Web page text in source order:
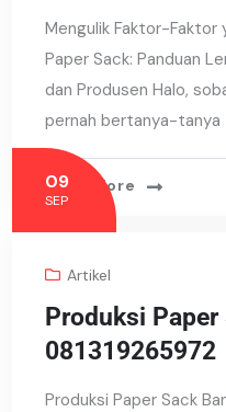
Mengulik Faktor-Faktor
Paper Sack: Panduan
dan Produsen Halo,
pernah bertanya-tanya
Read More
09
SEP
Artikel
Produksi Paper
081319265972
Produksi Paper Sack